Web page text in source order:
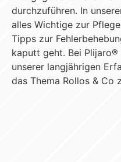
durchzuführen. In
alles Wichtige zur
Tipps zur
kaputt geht. Bei
unserer langjährigen
das Thema Rollos & Co